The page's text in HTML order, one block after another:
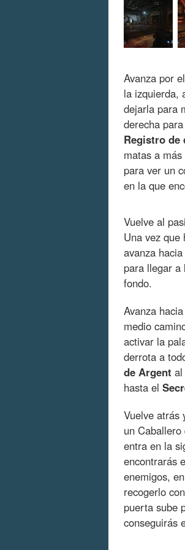
Avanza por
la izquierda,
dejarla para
derecha
Registro de
matas a
para ver un
en la que
Vuelve al
Una vez que
avanza
para llegar a
fondo.
Avanza
medio
activar la
derrota a
de Argent
hasta el
Vuelve atrás
un
entra en la
encontrarás
enemigos,
recogerlo
puerta sube
conseguirás